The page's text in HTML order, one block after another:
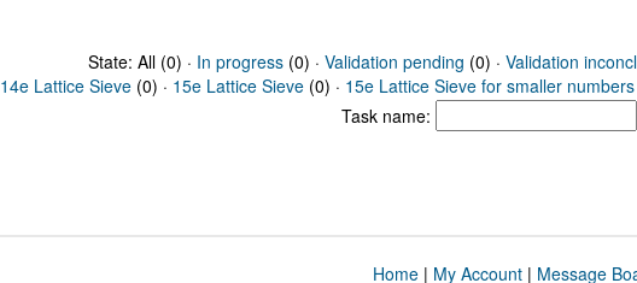
State: All (0) · In progress(0) · Validation pending (0) · Validation
14e Lattice Sieve (0) · 15e Lattice Sieve (0) · 15e Lattice Sieve for smaller numbers
Task name:
Home| My Account| Message